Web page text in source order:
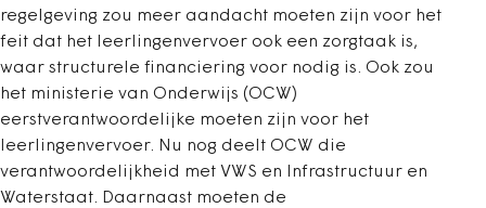
regelgeving zou meer aandacht moeten zijn voor het
feit dat het leerlingenvervoer ook een zorgtaak is,
waar structurele financiering voor nodig is. Ook zou
het ministerie van Onderwijs (OCW)
eerstverantwoordelijke moeten zijn voor het
leerlingenvervoer. Nu nog deelt OCW die
verantwoordelijkheid met VWS en Infrastructuur en
Waterstaat. Daarnaast moeten de